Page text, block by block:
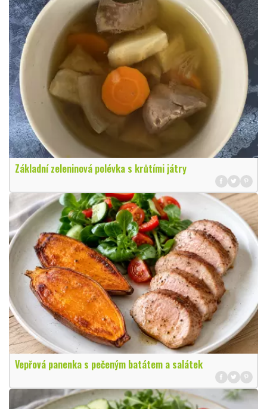
Základní zeleninová polévka s krůtími játry
Vepřová panenka s pečeným batátem a salátek